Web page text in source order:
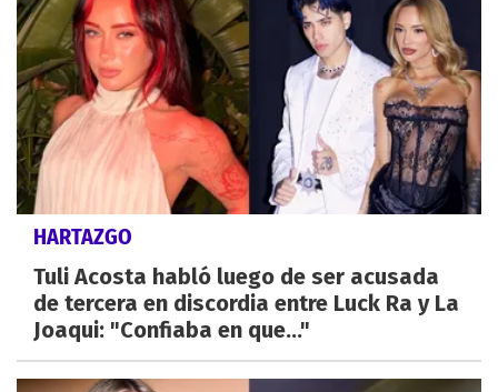
HARTAZGO
Tuli Acosta habló luego de ser acusada
de tercera en discordia entre Luck Ra y La
Joaqui: "Confiaba en que..."